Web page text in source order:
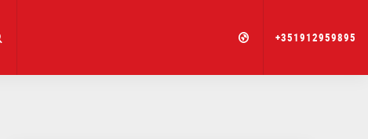
+351912959895